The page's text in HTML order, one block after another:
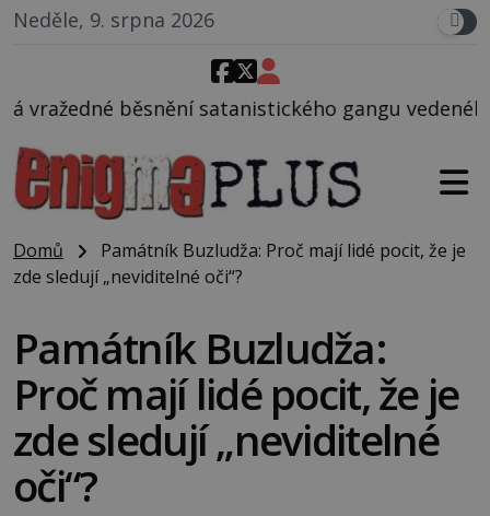
Neděle, 9. srpna 2026
gangu vedeného Charlesem
Domů
Památník Buzludža: Proč mají lidé pocit, že je
zde sledují „neviditelné oči“?
Památník Buzludža:
Proč mají lidé pocit, že je
zde sledují „neviditelné
oči“?